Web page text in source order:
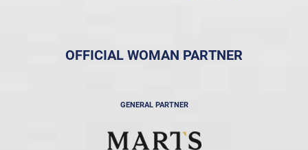
OFFICIAL WOMAN PARTNER
GENERAL PARTNER